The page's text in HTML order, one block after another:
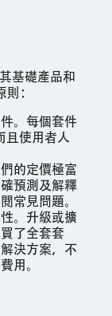
基礎產品和
：
。每個套件
且使用者人
的定價極富
預測及解釋
常見問題。
。升級或擴
了全套套
決方案，不
用。